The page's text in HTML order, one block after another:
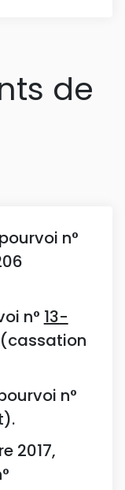
de
n°
n° 13-
(cassation
n°
2017,